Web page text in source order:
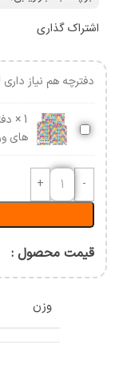
اشتراک گذاری
دفترچه هم نیاز داری
دفترچه
فانتزی
طرح
آیکون
های
جلدی)
1
×
های
قیمت محصول :
وزن